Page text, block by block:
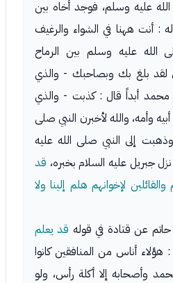
عليه وسلم، فوجد أخاه بين
: أنت ههنا في الشواء والرغيف
الله عليه وسلم بين الرماح
لقد بلغ بك وبصاحبك - والذي
أبداً قال : كذبت - والذي
وأمه، والله لأخبرن النبي صلى
إلى النبي صلى الله عليه
جبريل عليه السلام بخبره، قد
لإخوانهم هلم إلينا ولا
عن قتادة في قوله قد يعلم
هؤلاء أناس من المنافقين كانوا
وأصحابه إلا أكلة رأس، ولو